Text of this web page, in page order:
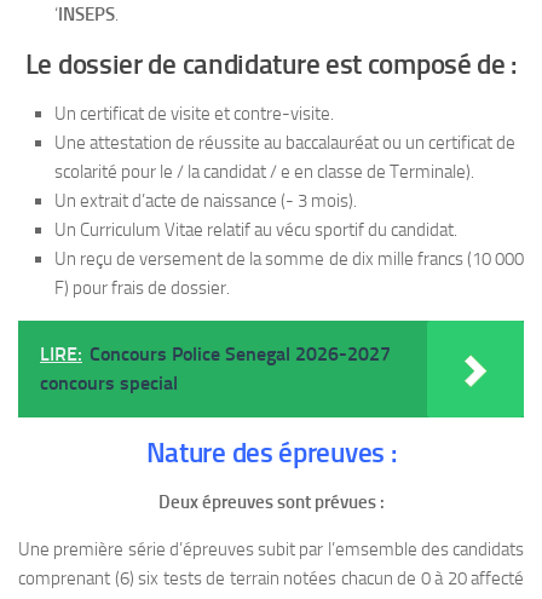
‘INSEPS.
Le dossier de candidature est composé de :
Un certificat de visite et contre-visite.
Une attestation de réussite au baccalauréat ou un certificat de
scolarité pour le / la candidat / e en classe de Terminale).
Un extrait d’acte de naissance (- 3 mois).
Un Curriculum Vitae relatif au vécu sportif du candidat.
Un reçu de versement de la somme de dix mille francs (10 000
F) pour frais de dossier.
LIRE: Concours Police Senegal 2026-2027
concours special
Nature des épreuves :
Deux épreuves sont prévues :
Une première série d’épreuves subit par l’emsemble des candidats
comprenant (6) six tests de terrain notées chacun de 0 à 20 affecté